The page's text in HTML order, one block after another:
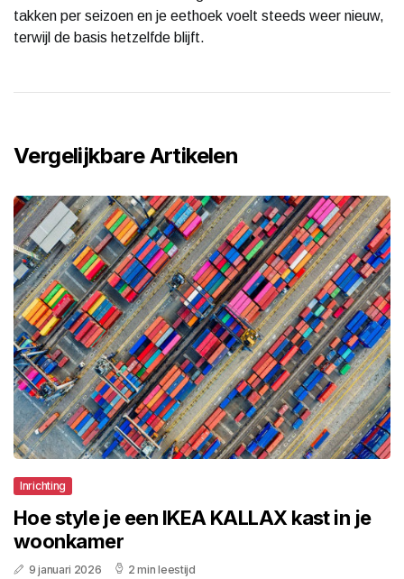
takken per seizoen en je eethoek voelt steeds weer nieuw,
terwijl de basis hetzelfde blijft.
Vergelijkbare Artikelen
Inrichting
Hoe style je een IKEA KALLAX kast in je
woonkamer
9 januari 2026 2 min leestijd